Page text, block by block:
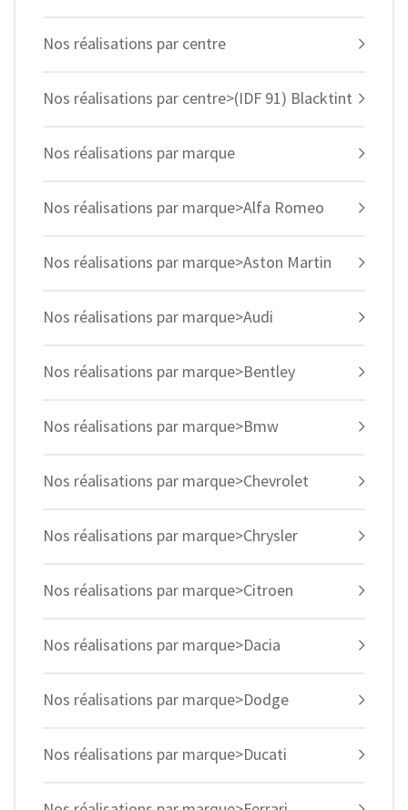
Nos réalisations par centre
Nos réalisations par centre>(IDF 91) Blacktint
Nos réalisations par marque
Nos réalisations par marque>Alfa Romeo
Nos réalisations par marque>Aston Martin
Nos réalisations par marque>Audi
Nos réalisations par marque>Bentley
Nos réalisations par marque>Bmw
Nos réalisations par marque>Chevrolet
Nos réalisations par marque>Chrysler
Nos réalisations par marque>Citroen
Nos réalisations par marque>Dacia
Nos réalisations par marque>Dodge
Nos réalisations par marque>Ducati